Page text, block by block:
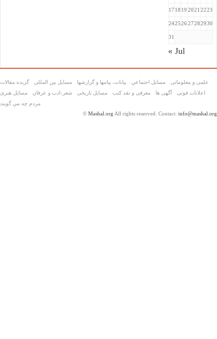
17 18 19 2021 2223
242526 27282930
31
« Jul
گزیده مقالات مسایل بین المللی بیانات، پیامها و گزارشها مسايل اجتماعي
علمی و معلوماتی
مسايل هنری
شعر،ادب و عرفان مسایل تاریخی معرفی و نقد کتب آگهی ها
اعلانات فوتی
مردم چه مي گويند
© Mashal.org All rights reserved. Contact: info@mashal.org